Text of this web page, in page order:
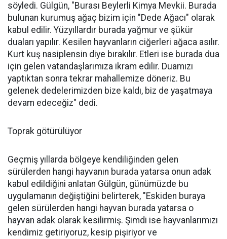
söyledi. Gülgün, "Burası Beylerli Kimya Mevkii. Burada
bulunan kurumuş ağaç bizim için "Dede Ağacı" olarak
kabul edilir. Yüzyıllardır burada yağmur ve şükür
duaları yapılır. Kesilen hayvanların ciğerleri ağaca asılır.
Kurt kuş nasiplensin diye bırakılır. Etleri ise burada dua
için gelen vatandaşlarımıza ikram edilir. Duamızı
yaptıktan sonra tekrar mahallemize döneriz. Bu
gelenek dedelerimizden bize kaldı, biz de yaşatmaya
devam edeceğiz" dedi.
Toprak götürülüyor
Geçmiş yıllarda bölgeye kendiliğinden gelen
sürülerden hangi hayvanın burada yatarsa onun adak
kabul edildiğini anlatan Gülgün, günümüzde bu
uygulamanın değiştiğini belirterek, "Eskiden buraya
gelen sürülerden hangi hayvan burada yatarsa o
hayvan adak olarak kesilirmiş. Şimdi ise hayvanlarımızı
kendimiz getiriyoruz, kesip pişiriyor ve